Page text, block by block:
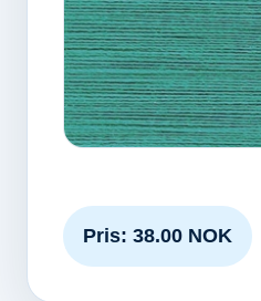
Pris: 38.00 NOK